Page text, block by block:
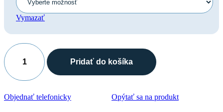
Vymazať
množstvo
Leon
4000
Dámska
zdravotná
Pridať do košíka
Objednať telefonicky Opýtať sa na produkt